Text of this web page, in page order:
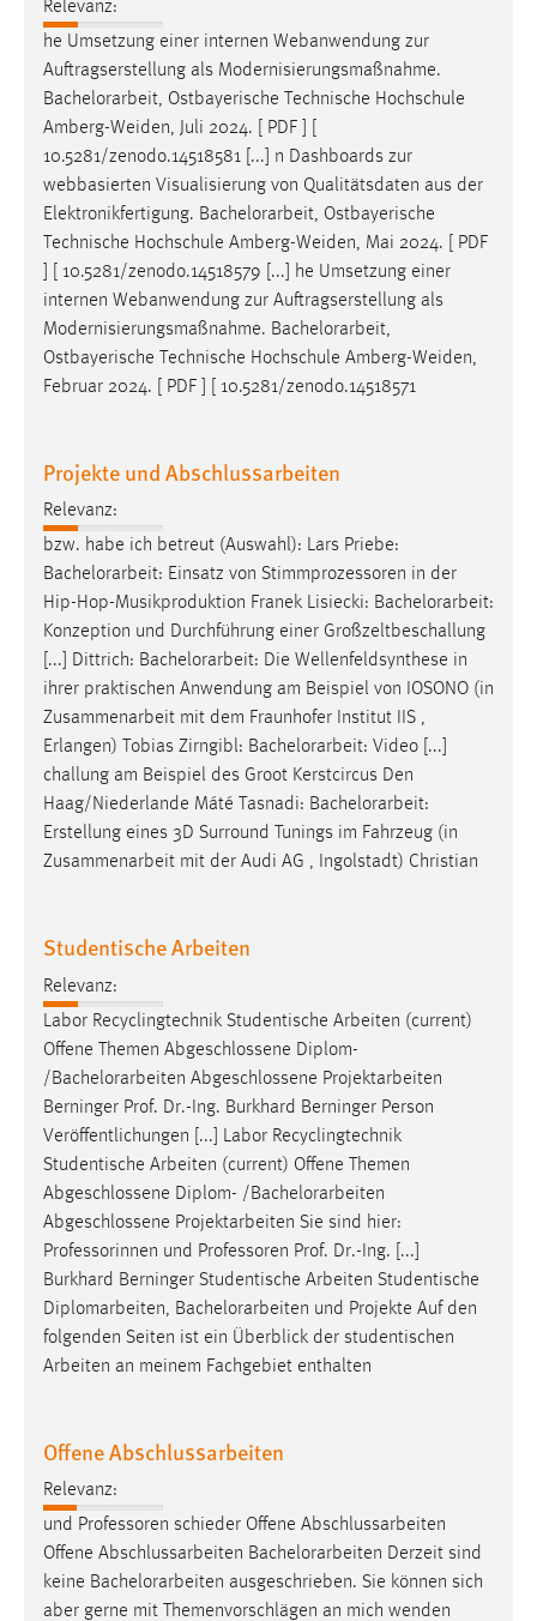
Relevanz:
he Umsetzung einer internen Webanwendung zur
Auftragserstellung als Modernisierungsmaßnahme.
Bachelorarbeit, Ostbayerische Technische Hochschule
Amberg-Weiden, Juli 2024. [ PDF ] [
10.5281/zenodo.14518581 [...] n Dashboards zur
webbasierten Visualisierung von Qualitätsdaten aus der
Elektronikfertigung. Bachelorarbeit, Ostbayerische
Technische Hochschule Amberg-Weiden, Mai 2024. [ PDF
] [ 10.5281/zenodo.14518579 [...] he Umsetzung einer
internen Webanwendung zur Auftragserstellung als
Modernisierungsmaßnahme. Bachelorarbeit,
Ostbayerische Technische Hochschule Amberg-Weiden,
Februar 2024. [ PDF ] [ 10.5281/zenodo.14518571
Projekte und Abschlussarbeiten
Relevanz:
bzw. habe ich betreut (Auswahl): Lars Priebe:
Bachelorarbeit: Einsatz von Stimmprozessoren in der
Hip-Hop-Musikproduktion Franek Lisiecki: Bachelorarbeit:
Konzeption und Durchführung einer Großzeltbeschallung
[...] Dittrich: Bachelorarbeit: Die Wellenfeldsynthese in
ihrer praktischen Anwendung am Beispiel von IOSONO (in
Zusammenarbeit mit dem Fraunhofer Institut IIS ,
Erlangen) Tobias Zirngibl: Bachelorarbeit: Video [...]
challung am Beispiel des Groot Kerstcircus Den
Haag/Niederlande Máté Tasnadi: Bachelorarbeit:
Erstellung eines 3D Surround Tunings im Fahrzeug (in
Zusammenarbeit mit der Audi AG , Ingolstadt) Christian
Studentische Arbeiten
Relevanz:
Labor Recyclingtechnik Studentische Arbeiten (current)
Offene Themen Abgeschlossene Diplom-
/ Bachelorarbeiten Abgeschlossene Projektarbeiten
Berninger Prof. Dr.-Ing. Burkhard Berninger Person
Veröffentlichungen [...] Labor Recyclingtechnik
Studentische Arbeiten (current) Offene Themen
Abgeschlossene Diplom- / Bachelorarbeiten
Abgeschlossene Projektarbeiten Sie sind hier:
Professorinnen und Professoren Prof. Dr.-Ing. [...]
Burkhard Berninger Studentische Arbeiten Studentische
Diplomarbeiten, Bachelorarbeiten und Projekte Auf den
folgenden Seiten ist ein Überblick der studentischen
Arbeiten an meinem Fachgebiet enthalten
Offene Abschlussarbeiten
Relevanz:
und Professoren schieder Offene Abschlussarbeiten
Offene Abschlussarbeiten Bachelorarbeiten Derzeit sind
keine Bachelorarbeiten ausgeschrieben. Sie können sich
aber gerne mit Themenvorschlägen an mich wenden
Zweck:
Dieser Cookie ist notwendig um sich an der Website
einloggen zu können.
Cookie Laufzeit:
24 Stunden
STATISTIK
Statistik Cookies erfassen Informationen anonym.
Diese Informationen helfen uns zu verstehen, wie
unsere Besucher unsere Website nutzen.
Matomo
_pk_ref, _pk_cvar, _pk_id, _pk_ses
Zweck:
Zugriffsstatistik
Cookie Laufzeit:
Max. 13 Monate
MARKETING
Marketing Cookies werden von Drittanbietern
verwendet, um personalisierte Werbung anzuzeigen.
Sie tun dies, indem sie Besucher über Websites
hinweg verfolgen.
Name:
Anbieter:
Google Ireland Limited
Zweck:
Conversion-Tracking
Cookie Laufzeit:
Facebook Pixel
Name:
Anbieter:
Zweck:
Conversion-Tracking
Cookie Laufzeit:
3 Monate